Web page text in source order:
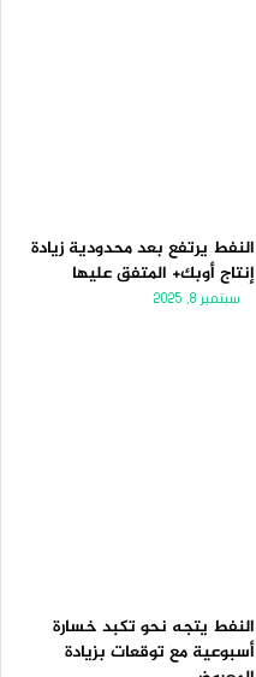
النفط يرتفع بعد محدودية زيادة
إنتاج أوبك+ المتفق عليها
سبتمبر 8, 2025
النفط يتجه نحو تكبد خسارة
أسبوعية مع توقعات بزيادة